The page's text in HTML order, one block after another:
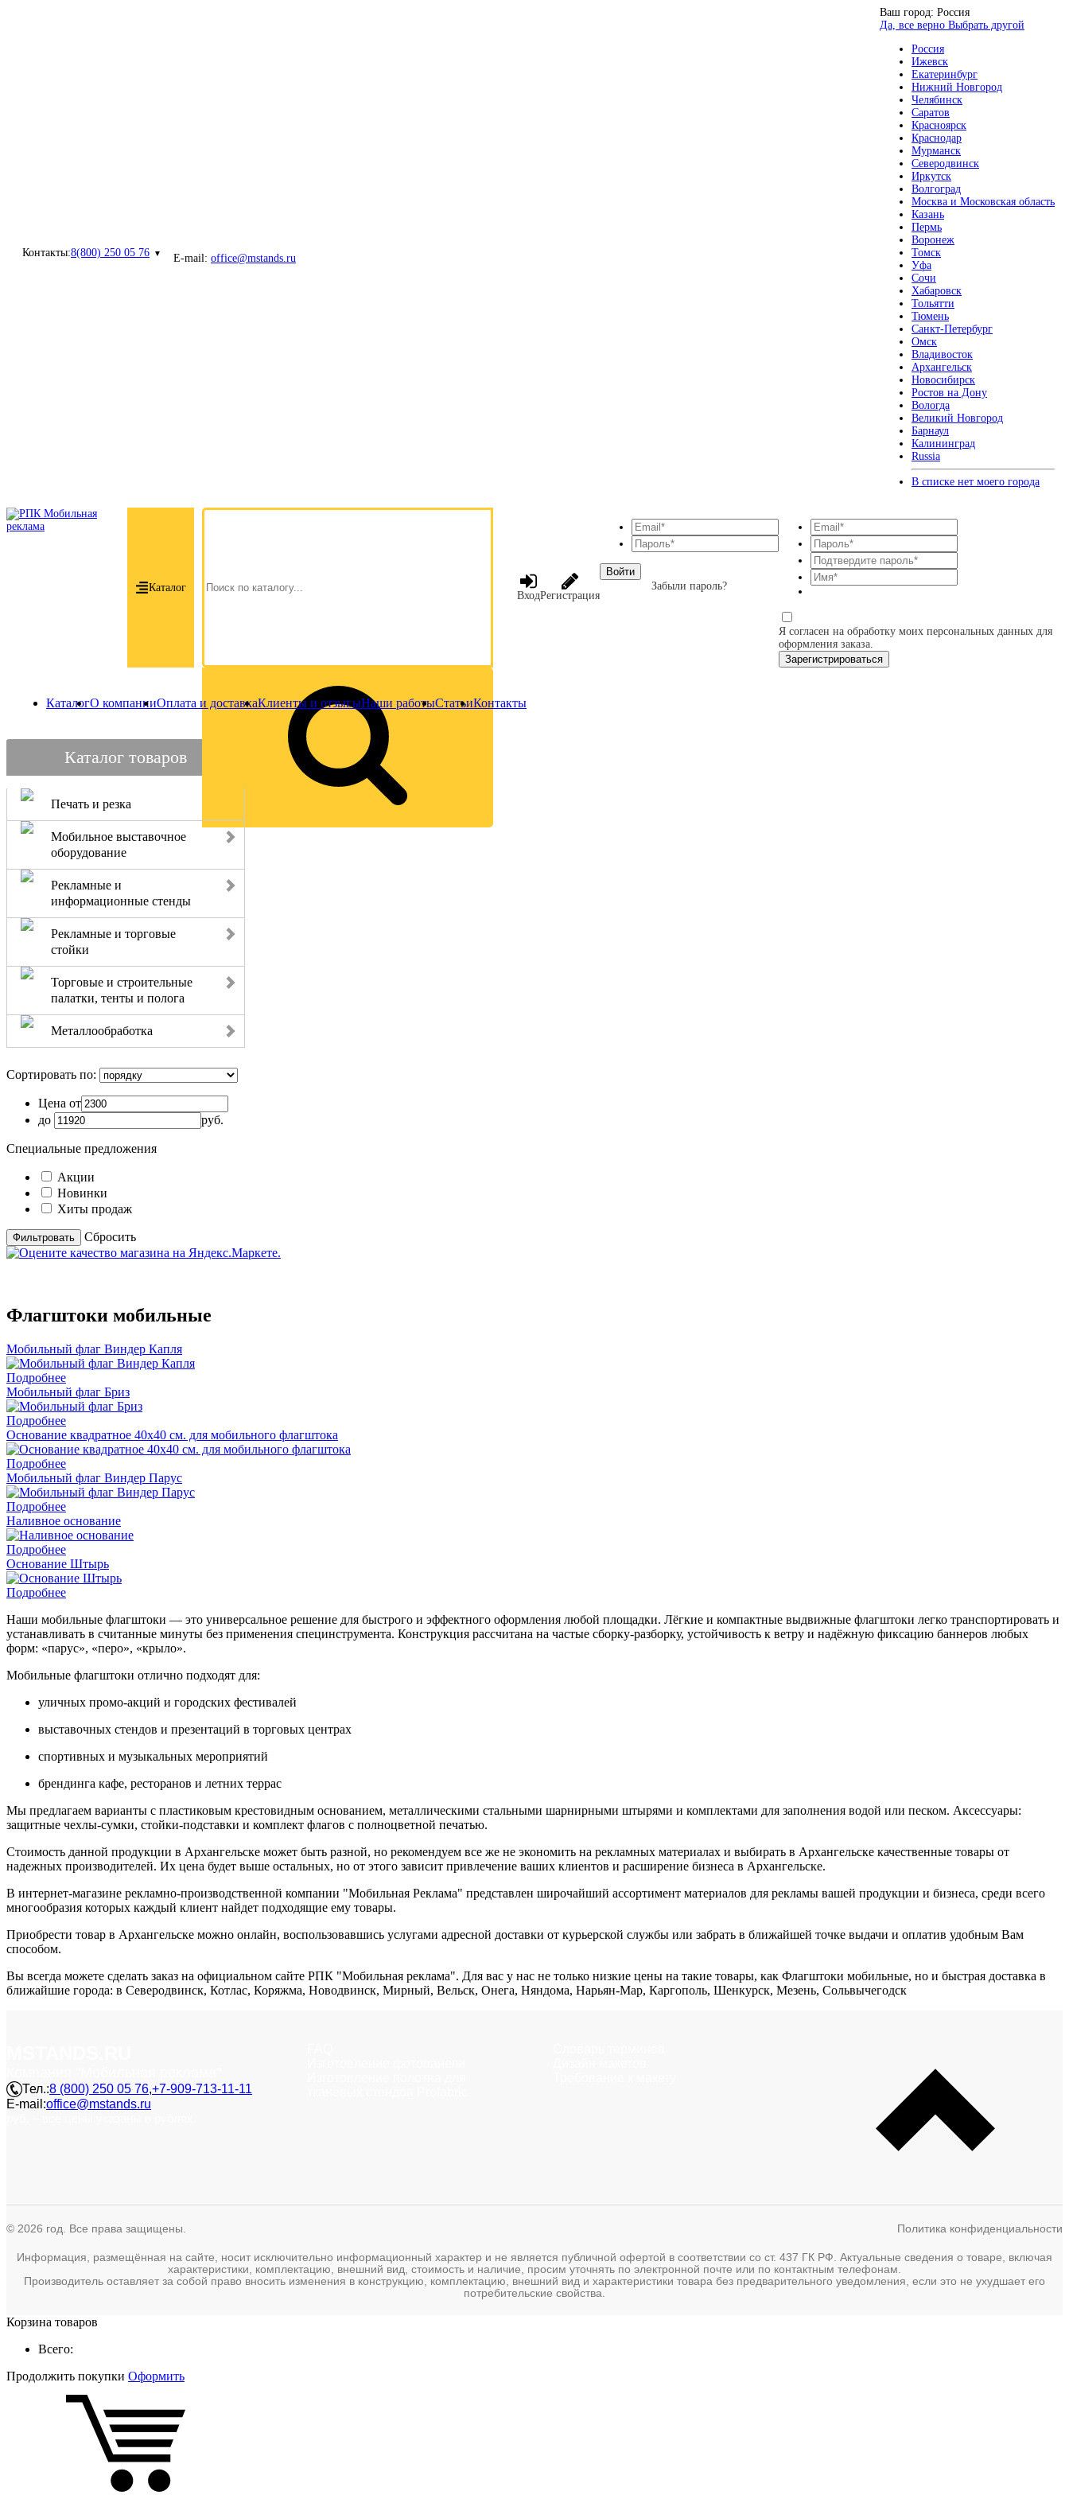
Контакты:8(800) 250 05 76 E-mail: office@mstands.ru
Ваш город: Россия
Да, все верно Выбрать другой
Россия
Ижевск
Екатеринбург
Нижний Новгород
Челябинск
Саратов
Красноярск
Краснодар
Мурманск
Северодвинск
Иркутск
Волгоград
Москва и Московская область
Казань
Пермь
Воронеж
Томск
Уфа
Сочи
Хабаровск
Тольятти
Тюмень
Санкт-Петербург
Омск
Владивосток
Архангельск
Новосибирск
Ростов на Дону
Вологда
Великий Новгород
Барнаул
Калининград
Russia
В списке нет моего города
Каталог
ВходРегистрация
Войти
Забыли пароль?
Я согласен на обработку моих персональных данных для
оформления заказа.
Зарегистрироваться
КаталогО компанииОплата и доставкаКлиенты и отзывыНаши работыСтатьиКонтакты
Каталог товаров
Печать и резка
Мобильное выставочное
оборудование
Рекламные и
информационные стенды
Рекламные и торговые
стойки
Торговые и строительные
палатки, тенты и полога
Металлообработка
Сортировать по:
Цена от
до
руб.
Специальные предложения
Акции
Новинки
Хиты продаж
Cбросить
Флагштоки мобильные
Мобильный флаг Виндер Капля
Подробнее
Мобильный флаг Бриз
Подробнее
Основание квадратное 40x40 см. для мобильного флагштока
Подробнее
Мобильный флаг Виндер Парус
Подробнее
Наливное основание
Подробнее
Основание Штырь
Подробнее
Наши мобильные флагштоки — это универсальное решение для быстрого и эффектного оформления любой площадки. Лёгкие и компактные выдвижные флагштоки легко транспортировать и
устанавливать в считанные минуты без применения специнструмента. Конструкция рассчитана на частые сборку-разборку, устойчивость к ветру и надёжную фиксацию баннеров любых
форм: «парус», «перо», «крыло».
Мобильные флагштоки отлично подходят для:
уличных промо-акций и городских фестивалей
выставочных стендов и презентаций в торговых центрах
спортивных и музыкальных мероприятий
брендинга кафе, ресторанов и летних террас
Мы предлагаем варианты с пластиковым крестовидным основанием, металлическими стальными шарнирными штырями и комплектами для заполнения водой или песком. Аксессуары:
защитные чехлы-сумки, стойки-подставки и комплект флагов с полноцветной печатью.
Стоимость данной продукции в Архангельске может быть разной, но рекомендуем все же не экономить на рекламных материалах и выбирать в Архангельске качественные товары от
надежных производителей. Их цена будет выше остальных, но от этого зависит привлечение ваших клиентов и расширение бизнеса в Архангельске.
В интернет-магазине рекламно-производственной компании "Мобильная Реклама" представлен широчайший ассортимент материалов для рекламы вашей продукции и бизнеса, среди всего
многообразия которых каждый клиент найдет подходящие ему товары.
Приобрести товар в Архангельске можно онлайн, воспользовавшись услугами адресной доставки от курьерской службы или забрать в ближайшей точке выдачи и оплатив удобным Вам
способом.
Вы всегда можете сделать заказ на официальном сайте РПК "Мобильная реклама". Для вас у нас не только низкие цены на такие товары, как Флагштоки мобильные, но и быстрая доставка в
ближайшие города: в Северодвинск, Котлас, Коряжма, Новодвинск, Мирный, Вельск, Онега, Няндома, Нарьян-Мар, Каргополь, Шенкурск, Мезень, Сольвычегодск
Тел.:8 (800) 250 05 76,+7-909-713-11-11
E-mail:office@mstands.ru
© 2026 год. Все права защищены. Политика конфиденциальности
Информация, размещённая на сайте, носит исключительно информационный характер и не является публичной офертой в соответствии со ст. 437 ГК РФ. Актуальные сведения о товаре, включая
характеристики, комплектацию, внешний вид, стоимость и наличие, просим уточнять по электронной почте или по контактным телефонам.
Производитель оставляет за собой право вносить изменения в конструкцию, комплектацию, внешний вид и характеристики товара без предварительного уведомления, если это не ухудшает его
потребительские свойства.
Корзина товаров
Всего:
Продолжить покупки Оформить